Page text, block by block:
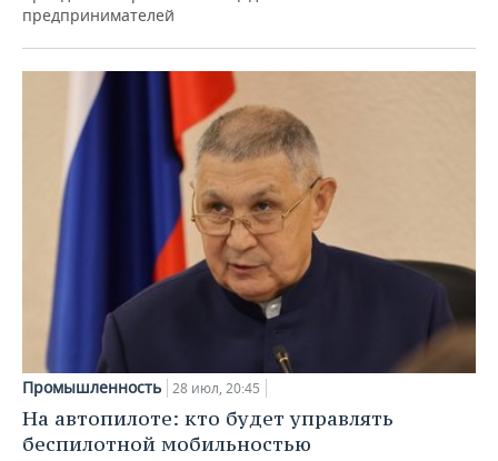
предпринимателей
Промышленность 28 июл, 20:45
На автопилоте: кто будет управлять
беспилотной мобильностью